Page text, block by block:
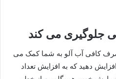
جلوگیری می کند
کافی آب آلو به شما کمک می
دهید که به افزایش تعداد